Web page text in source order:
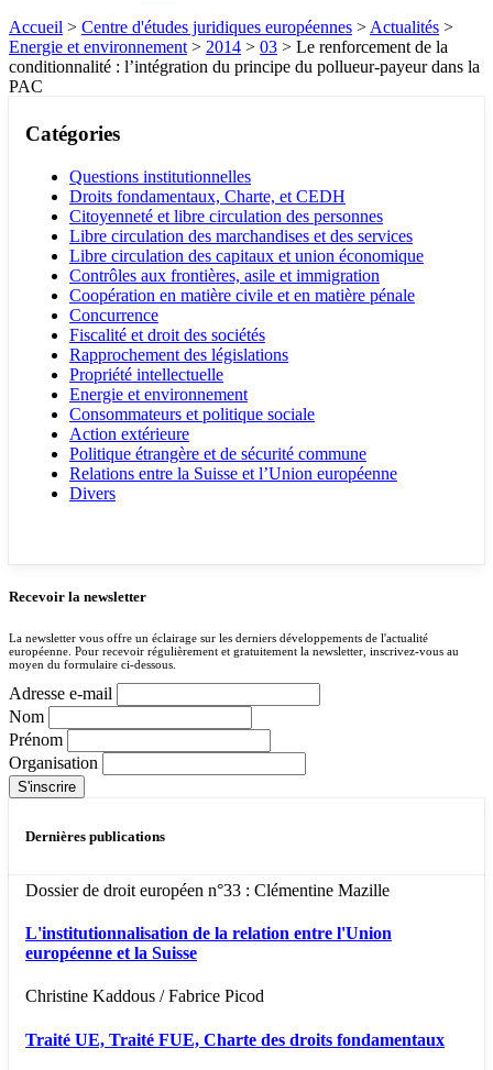
Accueil > Centre d'études juridiques européennes > Actualités >
Energie et environnement > 2014 > 03 > Le renforcement de la
conditionnalité : l’intégration du principe du pollueur-payeur dans la
PAC
Catégories
Questions institutionnelles
Droits fondamentaux, Charte, et CEDH
Citoyenneté et libre circulation des personnes
Libre circulation des marchandises et des services
Libre circulation des capitaux et union économique
Contrôles aux frontières, asile et immigration
Coopération en matière civile et en matière pénale
Concurrence
Fiscalité et droit des sociétés
Rapprochement des législations
Propriété intellectuelle
Energie et environnement
Consommateurs et politique sociale
Action extérieure
Politique étrangère et de sécurité commune
Relations entre la Suisse et l’Union européenne
Divers
Recevoir la newsletter
La newsletter vous offre un éclairage sur les derniers développements de l'actualité
européenne. Pour recevoir régulièrement et gratuitement la newsletter, inscrivez-vous au
moyen du formulaire ci-dessous.
Adresse e-mail
Nom
Prénom
Organisation
Dernières publications
Dossier de droit européen n°33 : Clémentine Mazille
L'institutionnalisation de la relation entre l'Union
européenne et la Suisse
Christine Kaddous / Fabrice Picod
Traité UE, Traité FUE, Charte des droits fondamentaux